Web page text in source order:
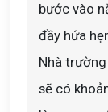
bước vào
đầy hứa
Nhà
sẽ có